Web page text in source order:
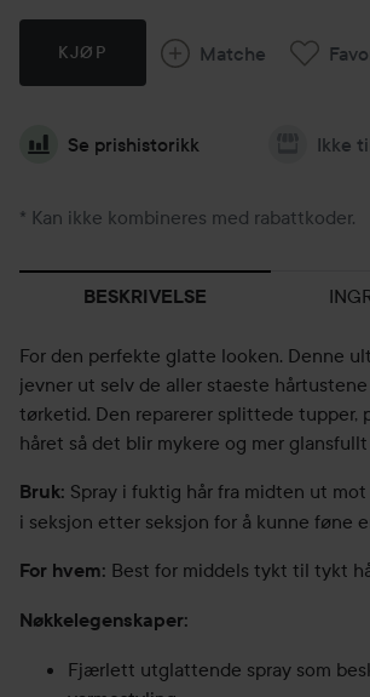
KJØP Matche
Se prishistorikk Ikke
* Kan ikke kombineres med rabattkoder.
BESKRIVELSE
For den perfekte glatte looken. Denne
jevner ut selv de aller staeste
tørketid. Den reparerer splittede tupper,
håret så det blir mykere og mer
Bruk: Spray i fuktig hår fra midten ut
i seksjon etter seksjon for å kunne føne
For hvem: Best for middels tykt til tykt
Nøkkelegenskaper:
Fjærlett utglattende spray som